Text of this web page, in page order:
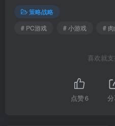
策略战略
# PC游戏
# 小游戏 #
喜欢就
点赞6